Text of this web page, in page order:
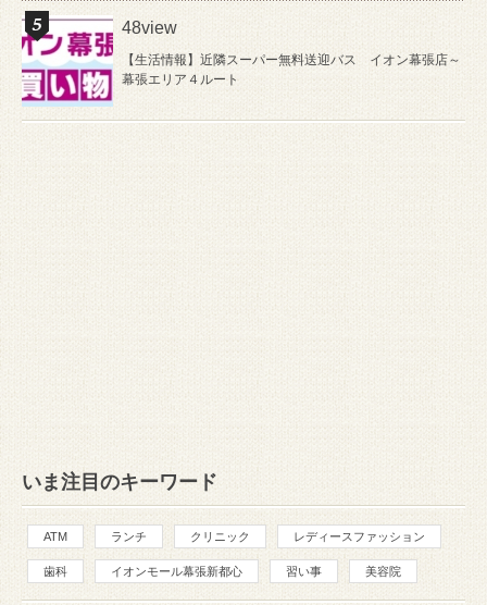
48view
【生活情報】近隣スーパー無料送迎バス イオン幕張店～
幕張エリア４ルート
いま注目のキーワード
ATM ランチ クリニック レディースファッション
歯科 イオンモール幕張新都心 習い事 美容院